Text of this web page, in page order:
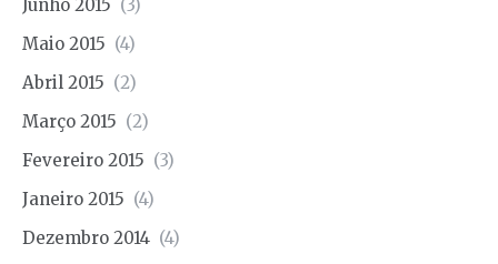
Junho 2015 (3)
Maio 2015 (4)
Abril 2015 (2)
Março 2015 (2)
Fevereiro 2015 (3)
Janeiro 2015 (4)
Dezembro 2014 (4)